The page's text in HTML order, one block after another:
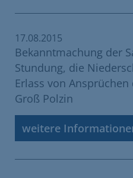
17.08.2015
Bekanntmachung der
Stundung, die
Erlass von
Groß Polzin
weitere